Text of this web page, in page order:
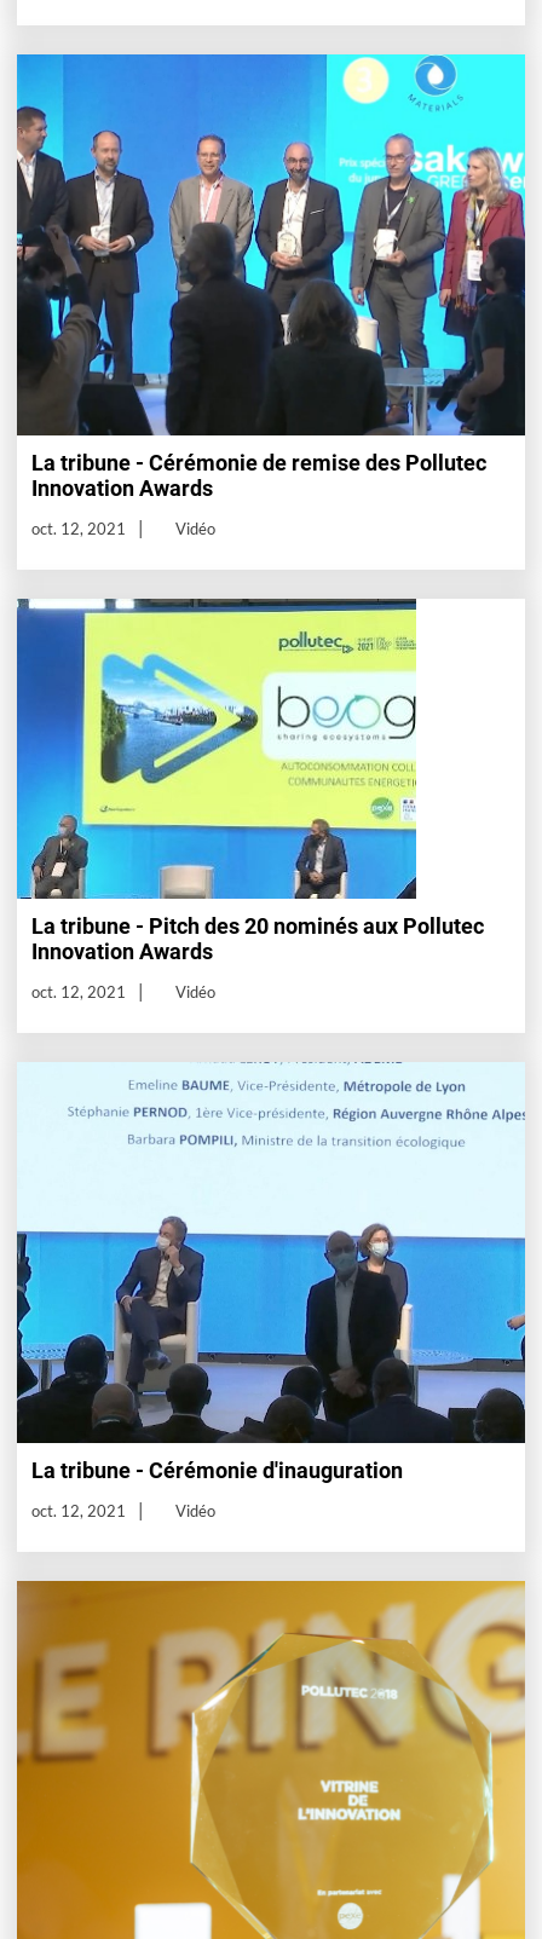
La tribune - Cérémonie de remise des Pollutec
Innovation Awards
oct. 12, 2021 Vidéo
La tribune - Pitch des 20 nominés aux Pollutec
Innovation Awards
oct. 12, 2021 Vidéo
La tribune - Cérémonie d'inauguration
oct. 12, 2021 Vidéo